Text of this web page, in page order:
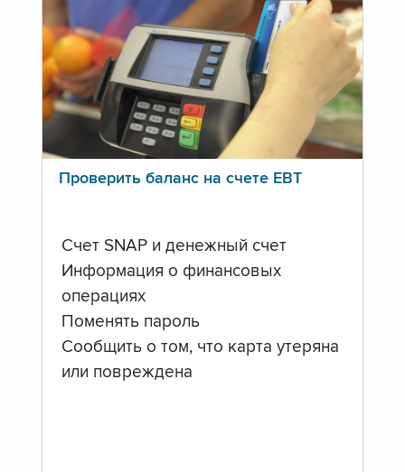
Проверить баланс на счете ЕВТ
Счет SNAP и денежный счет
Информация о финансовых
операциях
Поменять пароль
Сообщить о том, что карта утеряна
или повреждена